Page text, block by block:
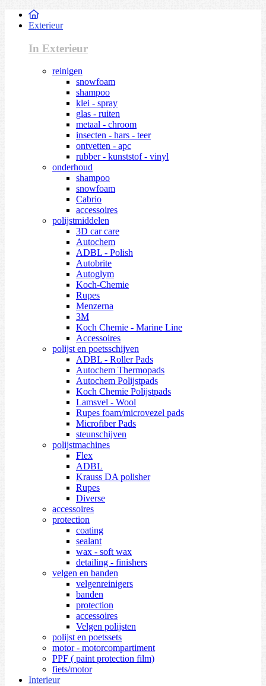
Exterieur
In Exterieur
reinigen
snowfoam
shampoo
klei - spray
glas - ruiten
metaal - chroom
insecten - hars - teer
ontvetten - apc
rubber - kunststof - vinyl
onderhoud
shampoo
snowfoam
Cabrio
accessoires
polijstmiddelen
3D car care
Autochem
ADBL - Polish
Autobrite
Autoglym
Koch-Chemie
Rupes
Menzerna
3M
Koch Chemie - Marine Line
Accessoires
polijst en poetsschijven
ADBL - Roller Pads
Autochem Thermopads
Autochem Polijstpads
Koch Chemie Polijstpads
Lamsvel - Wool
Rupes foam/microvezel pads
Microfiber Pads
steunschijven
polijstmachines
Flex
ADBL
Krauss DA polisher
Rupes
Diverse
accessoires
protection
coating
sealant
wax - soft wax
detailing - finishers
velgen en banden
velgenreinigers
banden
protection
accessoires
Velgen polijsten
polijst en poetssets
motor - motorcompartiment
PPF ( paint protection film)
fiets/motor
Interieur